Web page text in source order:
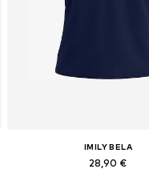
IMILY BELA
28,90 €